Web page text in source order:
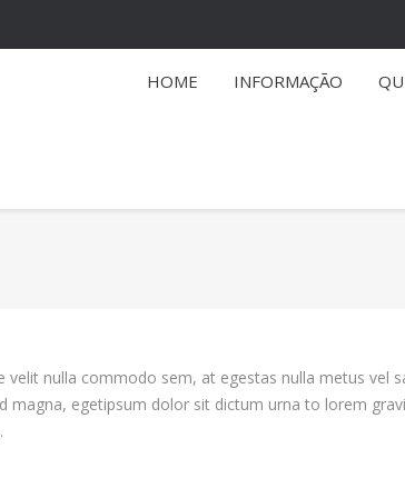
HOME INFORMAÇÃO
velit nulla commodo sem, at egestas nulla metus vel
egetipsum dolor sit dictum urna to lorem